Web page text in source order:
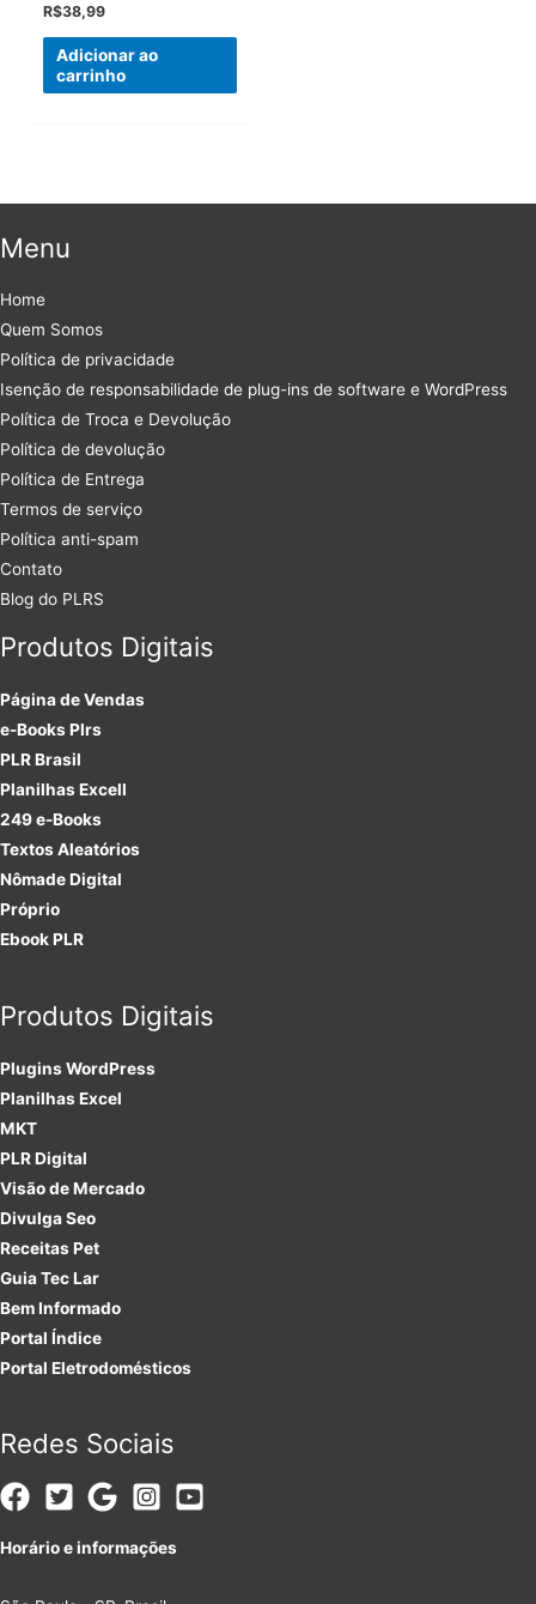
R$38,99
Adicionar ao
carrinho
Menu
Home
Quem Somos
Política de privacidade
Isenção de responsabilidade de plug-ins de software e WordPress
Política de Troca e Devolução
Política de devolução
Política de Entrega
Termos de serviço
Política anti-spam
Contato
Blog do PLRS
Produtos Digitais
Página de Vendas
e-Books Plrs
PLR Brasil
Planilhas Excell
249 e-Books
Textos Aleatórios
Nômade Digital
Próprio
Ebook PLR
Produtos Digitais
PluginsWordPress
Planilhas Excel
MKT
PLRDigital
Visão de Mercado
Divulga Seo
Receitas Pet
Guia Tec Lar
Bem Informado
Portal Índice
Portal Eletrodomésticos
Redes Sociais
Horário e informações